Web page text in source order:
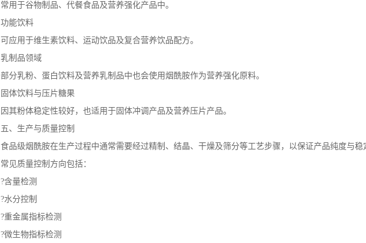
常用于谷物制品、代餐食品及营养强化产品中。
功能饮料
可应用于维生素饮料、运动饮品及复合营养饮品配方。
乳制品领域
部分乳粉、蛋白饮料及营养乳制品中也会使用烟酰胺作为营养强化原料。
固体饮料与压片糖果
因其粉体稳定性较好，也适用于固体冲调产品及营养压片产品。
五、生产与质量控制
食品级烟酰胺在生产过程中通常需要经过精制、结晶、干燥及筛分等工艺步骤，以保证产品纯度与稳
常见质量控制方向包括：
?含量检测
?水分控制
?重金属指标检测
?微生物指标检测